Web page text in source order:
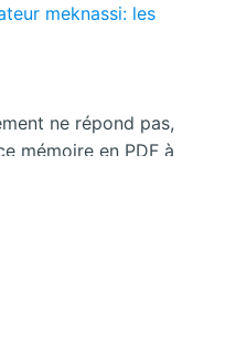
meknassi: les
ne répond pas,
mémoire en PDF à